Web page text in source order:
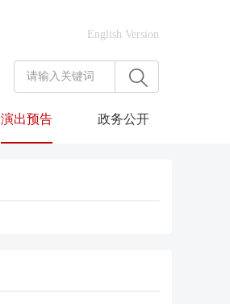
English Version
演出预告 政务公开